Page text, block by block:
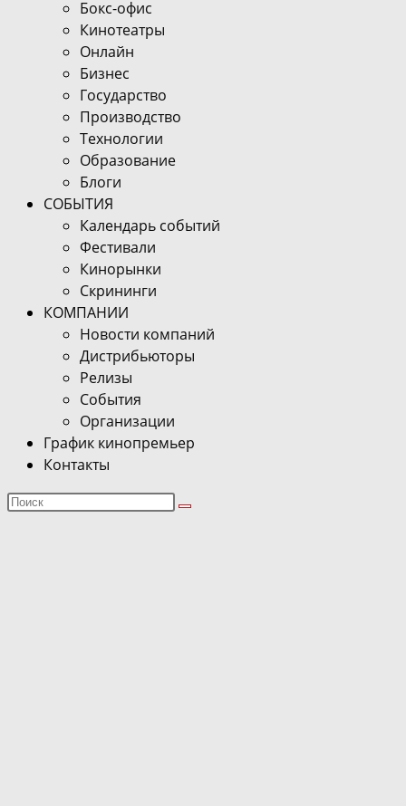
Бокс-офис
Кинотеатры
Онлайн
Бизнес
Государство
Производство
Технологии
Образование
Блоги
СОБЫТИЯ
Календарь событий
Фестивали
Кинорынки
Скрининги
КОМПАНИИ
Новости компаний
Дистрибьюторы
Релизы
События
Организации
График кинопремьер
Контакты
Поиск